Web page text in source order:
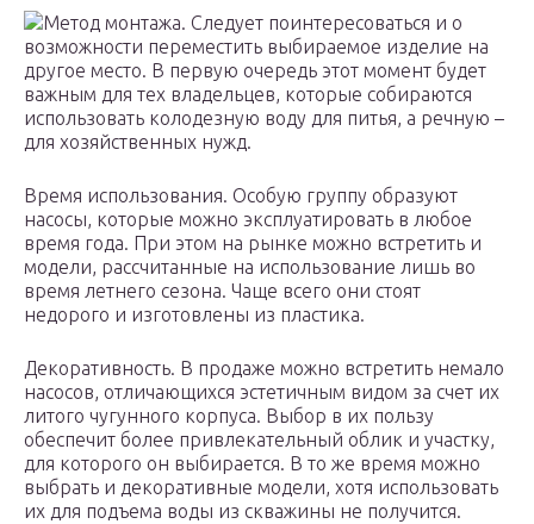
Метод монтажа. Следует поинтересоваться и о
возможности переместить выбираемое изделие на
другое место. В первую очередь этот момент будет
важным для тех владельцев, которые собираются
использовать колодезную воду для питья, а речную –
для хозяйственных нужд.
Время использования. Особую группу образуют
насосы, которые можно эксплуатировать в любое
время года. При этом на рынке можно встретить и
модели, рассчитанные на использование лишь во
время летнего сезона. Чаще всего они стоят
недорого и изготовлены из пластика.
Декоративность. В продаже можно встретить немало
насосов, отличающихся эстетичным видом за счет их
литого чугунного корпуса. Выбор в их пользу
обеспечит более привлекательный облик и участку,
для которого он выбирается. В то же время можно
выбрать и декоративные модели, хотя использовать
их для подъема воды из скважины не получится.